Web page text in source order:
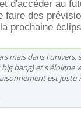
d'accéder au
faire des
prochaine
mais dans l'univers,
bang) et s'éloigne
est juste ?